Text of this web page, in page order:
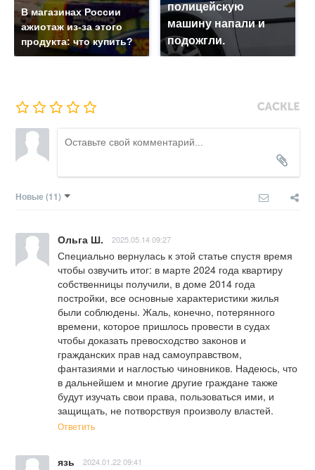
В магазинах России
ажиотаж из-за этого
продукта: что купить?
полицейскую
машину напали и
подожгли.
Новые (11)
Ольга Ш. 2025.05.14 09:27
Специально вернулась к этой статье спустя время
чтобы озвучить итог: в марте 2024 года квартиру
собственницы получили, в доме 2014 года
постройки, все основные характеристики жилья
были соблюдены. Жаль, конечно, потерянного
времени, которое пришлось провести в судах
чтобы доказать превосходство законов и
гражданских прав над самоуправством,
фантазиями и наглостью чиновников. Надеюсь, что
в дальнейшем и многие другие граждане также
будут изучать свои права, пользоваться ими, и
защищать, не потворствуя произволу властей.
Ответить
язь 2024.01.22 09:41